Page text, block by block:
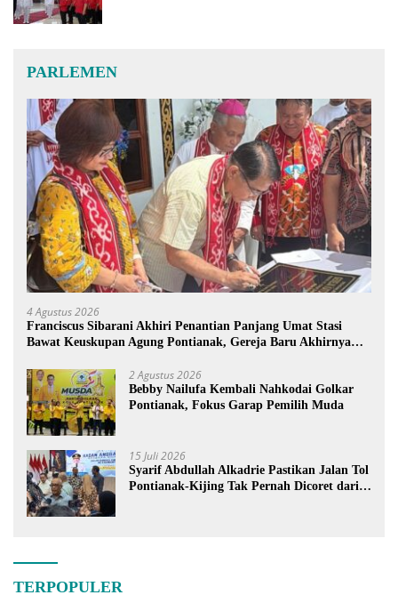
PARLEMEN
4 Agustus 2026
Franciscus Sibarani Akhiri Penantian Panjang Umat Stasi
Bawat Keuskupan Agung Pontianak, Gereja Baru Akhirnya
2 Agustus 2026
Bebby Nailufa Kembali Nahkodai Golkar
Pontianak, Fokus Garap Pemilih Muda
15 Juli 2026
Syarif Abdullah Alkadrie Pastikan Jalan Tol
Pontianak-Kijing Tak Pernah Dicoret dari
TERPOPULER